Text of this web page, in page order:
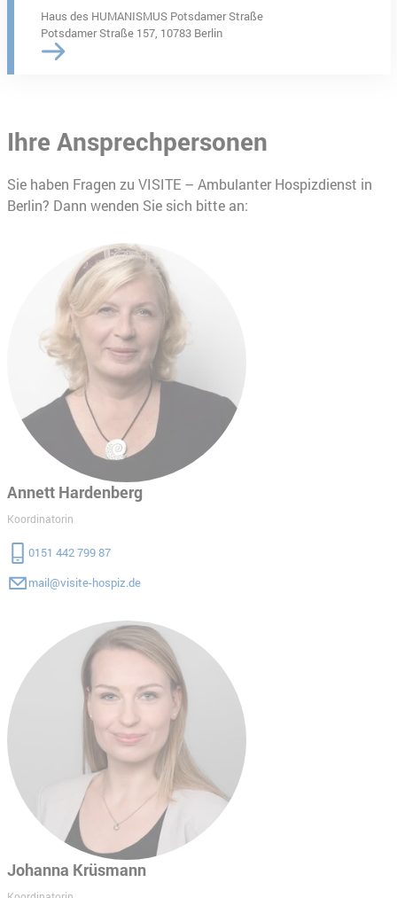
Haus des HUMANISMUS Potsdamer Straße
Potsdamer Straße 157, 10783 Berlin
Ihre Ansprechpersonen
Sie haben Fragen zu VISITE – Ambulanter Hospizdienst in
Berlin? Dann wenden Sie sich bitte an:
Annett Hardenberg
Koordinatorin
0151 442 799 87
mail@visite-hospiz.de
Johanna Krüsmann